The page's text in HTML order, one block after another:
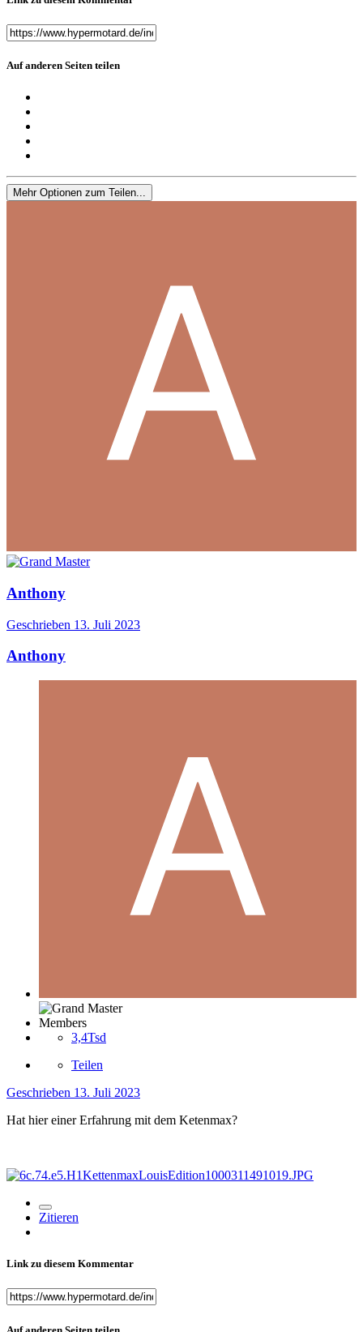
Auf anderen Seiten teilen
Mehr Optionen zum Teilen...
Anthony
Geschrieben 13. Juli 2023
Anthony
Members
3,4Tsd
Teilen
Geschrieben 13. Juli 2023
Hat hier einer Erfahrung mit dem Ketenmax?
Zitieren
Link zu diesem Kommentar